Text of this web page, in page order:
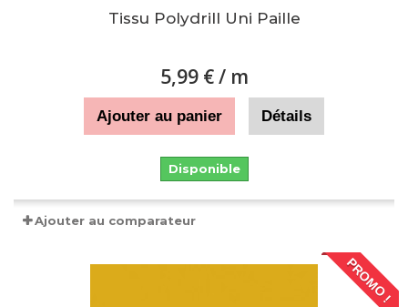
Tissu Polydrill Uni Paille
5,99 €/ m
Ajouter au panier Détails
Disponible
Ajouter au comparateur
PROMO !